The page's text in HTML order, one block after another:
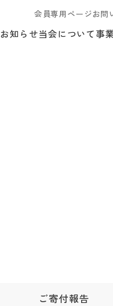
会員専用ページお問
お知らせ当会について事
ご寄付報告